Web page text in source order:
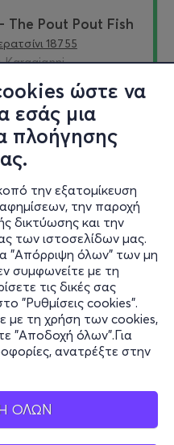
ώστε να
εσάς μια
πλοήγησης
την εξατομίκευση
την παροχή
δικτύωσης και την
των ιστοσελίδων μας.
"Απόρριψη όλων" των μη
συμφωνείτε με τη
τις δικές σας
"Ρυθμίσεις cookies".
με τη χρήση των cookies,
"Αποδοχή όλων".Για
ανατρέξτε στην
ΟΛΩΝ
Pout Pout Fish
18755
12:00
8
Pout Pout Fish
18755
Karagianni
12:00